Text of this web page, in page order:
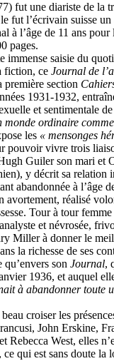
fut l’écrivain suisse
à l’âge de 11 ans pour
pages.
immense saisie du
fiction, ce Journal de
première section
1931-1932,
et sentimentale
monde ordinaire
les « mensonges
pouvoir vivre trois
Guiler son mari et
y décrit sa relation
abandonnée à l’âge
avortement, réalisé
Tour à tour
et névrosée,
Miller à donner le
la richesse de ses
son Journal,
1936, et auquel
à abandonner toute
croiser les
John Erskine,
Rebecca West, elles
qui est sans doute la